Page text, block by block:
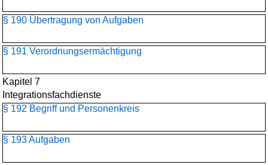
§ 190 Übertragung von Aufgaben
§ 191 Verordnungsermächtigung
Kapitel 7
Integrationsfachdienste
§ 192 Begriff und Personenkreis
§ 193 Aufgaben